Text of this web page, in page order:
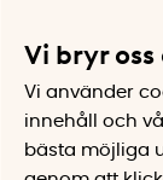
Vi bryr
Vi använder
innehåll och
bästa möjliga